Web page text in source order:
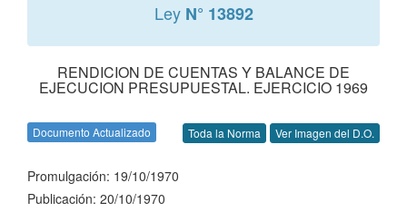
Ley N° 13892
RENDICION DE CUENTAS Y BALANCE DE
EJECUCION PRESUPUESTAL. EJERCICIO 1969
Documento Actualizado Toda la Norma Ver Imagen del D.O.
Promulgación: 19/10/1970
Publicación: 20/10/1970